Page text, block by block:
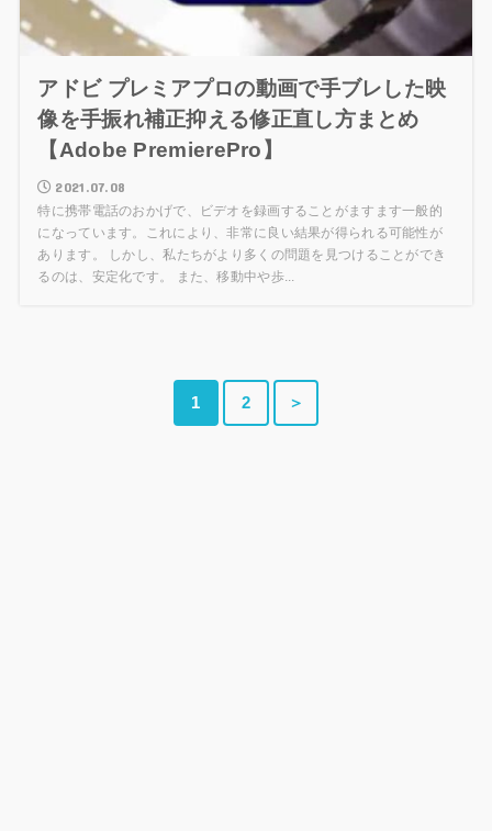
アドビ プレミアプロの動画で手ブレした映
像を手振れ補正抑える修正直し方まとめ
【Adobe PremierePro】
2021.07.08
特に携帯電話のおかげで、ビデオを録画することがますます一般的
になっています。これにより、非常に良い結果が得られる可能性が
あります。 しかし、私たちがより多くの問題を見つけることができ
るのは、安定化です。 また、移動中や歩...
1 2 ＞